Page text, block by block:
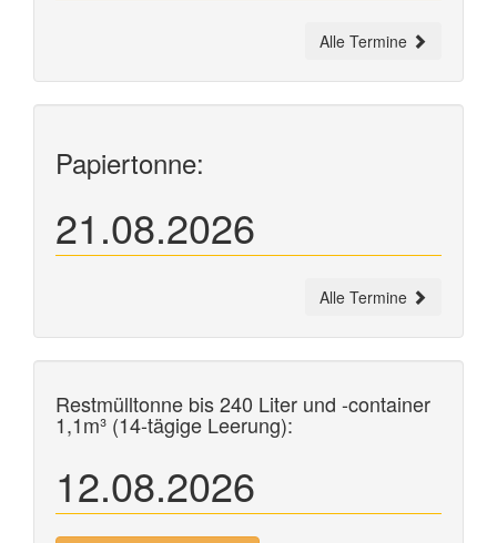
Alle Termine
Papiertonne:
21.08.2026
Alle Termine
Restmülltonne bis 240 Liter und -container
1,1m³ (14-tägige Leerung):
12.08.2026